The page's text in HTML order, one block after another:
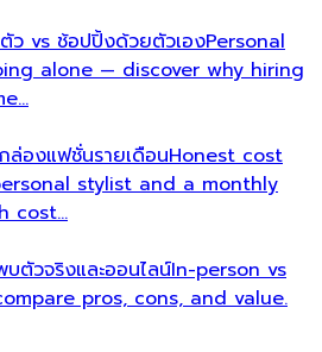
ว vs ช้อปปิ้งด้วยตัวเองPersonal
alone — discover why hiring
องแฟชั่นรายเดือนHonest cost
stylist and a monthly
cost…
ตัวจริงและออนไลน์In-person vs
pros, cons, and value.